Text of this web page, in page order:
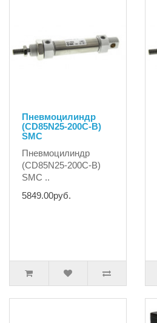
Пневмоцилиндр
(CD85N25-200C-B)
SMC
Пневмоцилиндр
(CD85N25-200C-B)
SMC ..
5849.00руб.